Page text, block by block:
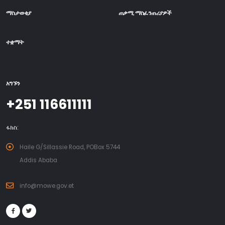
ማስታወቂያ ጠቃሚ ማስፈንጠሪያዎች
ተቋማት
አግኙን
+251 116611111
ፋክስ:
Haile G/Sillassie Road, POBox 5744
Addis Ababa
info@mowe.gov.et